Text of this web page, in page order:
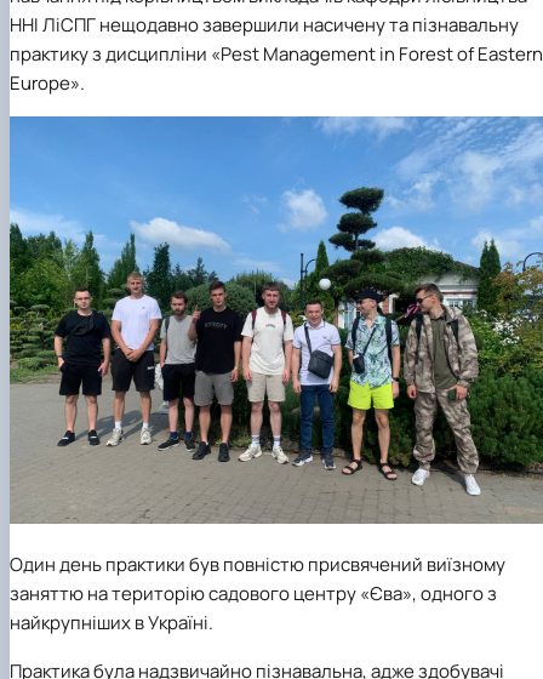
Пожежна ситуація в Україні за даними ЗМІ
Проєкти
Прес-релізи
Контакти
ННІ ЛіСПГ нещодавно завершили насичену та пізнавальну
практику з дисципліни «Pest Management in Forest of Eastern
Europe».
Один день практики був повністю присвячений виїзному
заняттю на територію садового центру «Єва», одного з
найкрупніших в Україні.
Практика була надзвичайно пізнавальна, адже здобувачі